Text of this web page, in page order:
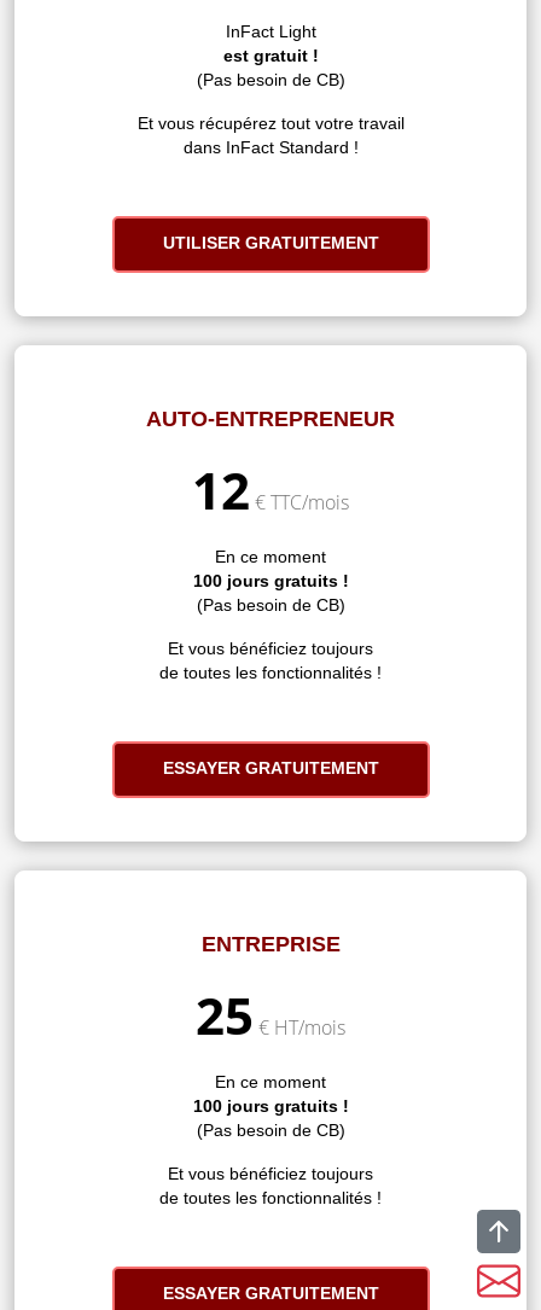
InFact Light
est gratuit !
(Pas besoin de CB)
Et vous récupérez tout votre travail
dans InFact Standard !
UTILISER GRATUITEMENT
AUTO-ENTREPRENEUR
12 € TTC/mois
En ce moment
100 jours gratuits !
(Pas besoin de CB)
Et vous bénéficiez toujours
de toutes les fonctionnalités !
ESSAYER GRATUITEMENT
ENTREPRISE
25 € HT/mois
En ce moment
100 jours gratuits !
(Pas besoin de CB)
Et vous bénéficiez toujours
de toutes les fonctionnalités !
ESSAYER GRATUITEMENT